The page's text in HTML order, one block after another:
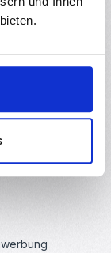
geeignet?
Bestellungen